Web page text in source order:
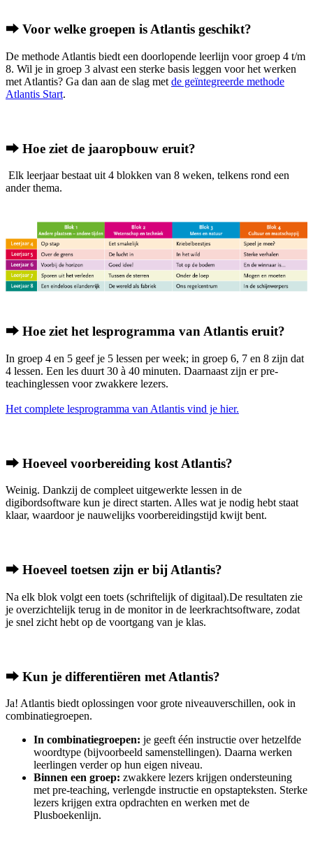
⮕ Voor welke groepen is Atlantis geschikt?
De methode Atlantis biedt een doorlopende leerlijn voor groep 4 t/m
8. Wil je in groep 3 alvast een sterke basis leggen voor het werken
met Atlantis? Ga dan aan de slag met de geïntegreerde methode
Atlantis Start.
⮕ Hoe ziet de jaaropbouw eruit?
Elk leerjaar bestaat uit 4 blokken van 8 weken, telkens rond een
ander thema.
⮕ Hoe ziet het lesprogramma van Atlantis eruit?
In groep 4 en 5 geef je 5 lessen per week; in groep 6, 7 en 8 zijn dat
4 lessen. Een les duurt 30 à 40 minuten. Daarnaast zijn er pre-
teachinglessen voor zwakkere lezers.
Het complete lesprogramma van Atlantis vind je hier.
⮕ Hoeveel voorbereiding kost Atlantis?
Weinig. Dankzij de compleet uitgewerkte lessen in de
digibordsoftware kun je direct starten. Alles wat je nodig hebt staat
klaar, waardoor je nauwelijks voorbereidingstijd kwijt bent.
⮕ Hoeveel toetsen zijn er bij Atlantis?
Na elk blok volgt een toets (schriftelijk of digitaal).De resultaten zie
je overzichtelijk terug in de monitor in de leerkrachtsoftware, zodat
je snel zicht hebt op de voortgang van je klas.
⮕ Kun je differentiëren met Atlantis?
Ja! Atlantis biedt oplossingen voor grote niveauverschillen, ook in
combinatiegroepen.
In combinatiegroepen: je geeft één instructie over hetzelfde
woordtype (bijvoorbeeld samenstellingen). Daarna werken
leerlingen verder op hun eigen niveau.
Binnen een groep: zwakkere lezers krijgen ondersteuning
met pre-teaching, verlengde instructie en opstapteksten. Sterke
lezers krijgen extra opdrachten en werken met de
Plusboekenlijn.